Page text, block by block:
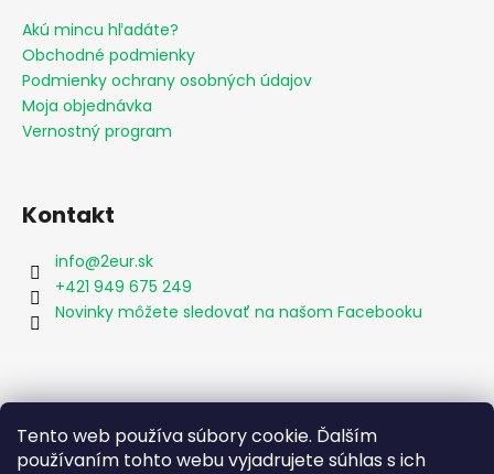
Tento web používa súbory cookie. Ďalším
používaním tohto webu vyjadrujete súhlas s ich
Akú mincu hľadáte?
Obchodné podmienky
Podmienky ochrany osobných údajov
Moja objednávka
Vernostný program
Kontakt
info@2eur.sk
+421 949 675 249
Novinky môžete sledovať na našom Facebooku